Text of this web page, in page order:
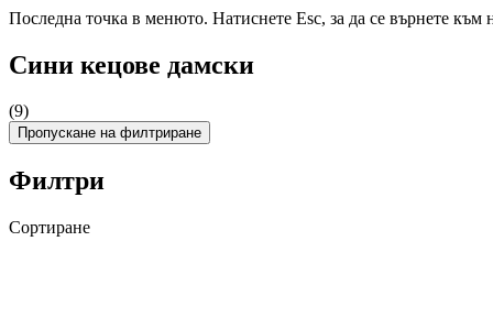
Последна точка в менюто. Натиснете Esc, за да се върнете към
Сини кецове дамски
(9)
Пропускане на филтриране
Филтри
Сортиране